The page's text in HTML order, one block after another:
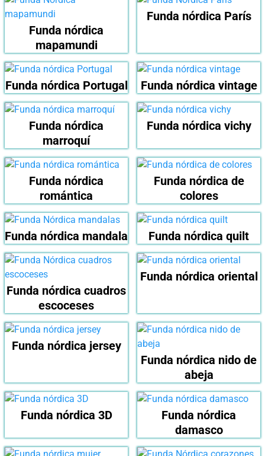
Funda nórdica
mapamundi
Funda nórdica París
Funda nórdica Portugal Funda nórdica vintage
Funda nórdica
marroquí
Funda nórdica vichy
Funda nórdica
romántica
Funda nórdica de
colores
Funda nórdica mandala Funda nórdica quilt
Funda nórdica cuadros
escoceses
Funda nórdica oriental
Funda nórdica jersey
Funda nórdica nido de
abeja
Funda nórdica 3D
Funda nórdica
damasco